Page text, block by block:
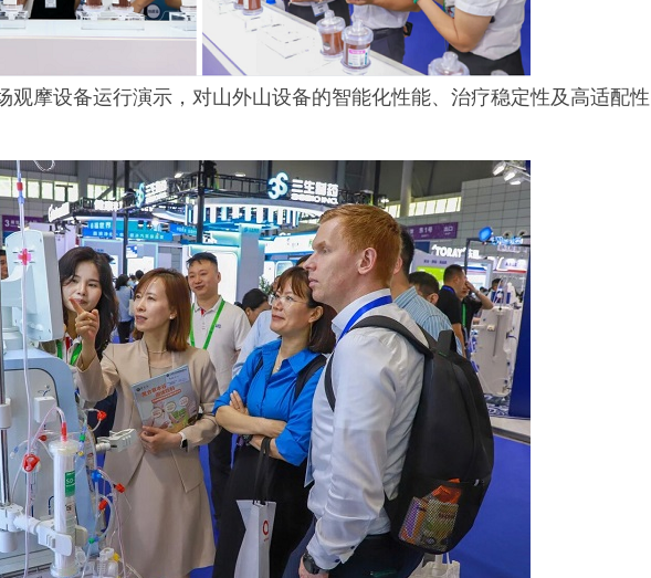
观摩设备运行演示，对山外山设备的智能化性能、治疗稳定性及高适配性